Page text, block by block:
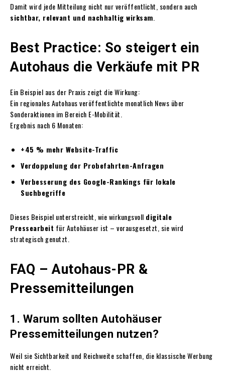
Damit wird jede Mitteilung nicht nur veröffentlicht, sondern auch
sichtbar, relevant und nachhaltig wirksam
Best Practice: So steigert ein
Autohaus die Verkäufe mit PR
Ein Beispiel aus der Praxis zeigt die Wirkung:
Ein regionales Autohaus veröffentlichte monatlich News über
Sonderaktionen im Bereich E-Mobilität.
Ergebnis nach 6 Monaten:
+45 % mehr Website-Traffic
Verdoppelung der Probefahrten-Anfragen
Verbesserung des Google-Rankings für lokale
Suchbegriffe
Dieses Beispiel unterstreicht, wie wirkungsvoll digitale
Pressearbeit für Autohäuser ist – vorausgesetzt, sie wird
strategisch genutzt.
FAQ – Autohaus-PR &
Pressemitteilungen
1. Warum sollten Autohäuser
Pressemitteilungen nutzen?
Weil sie Sichtbarkeit und Reichweite schaffen, die klassische Werbung
nicht erreicht.